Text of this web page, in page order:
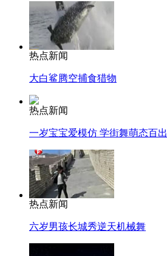
热点新闻
大白鲨腾空捕食猎物
热点新闻
一岁宝宝爱模仿 学街舞萌态百出
热点新闻
六岁男孩长城秀逆天机械舞